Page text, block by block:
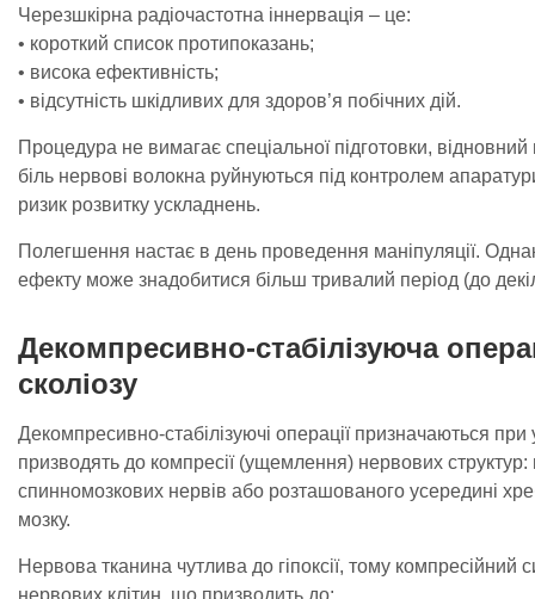
Черезшкірна радіочастотна іннервація – це:
• короткий список протипоказань;
• висока ефективність;
• відсутність шкідливих для здоров’я побічних дій.
Процедура не вимагає спеціальної підготовки, відновний
біль нервові волокна руйнуються під контролем
ризик розвитку ускладнень.
Полегшення настає в день проведення маніпуляції.
ефекту може знадобитися більш тривалий період (до
Декомпресивно-стабілізуюча
сколіозу
Декомпресивно-стабілізуючі операції призначаються при
призводять до компресії (ущемлення) нервових структур:
спинномозкових нервів або розташованого усередині
мозку.
Нервова тканина чутлива до гіпоксії, тому
нервових клітин, що призводить до: